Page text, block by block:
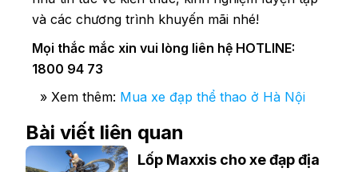
và các chương trình khuyến mãi nhé!
Mọi thắc mắc xin vui lòng liên hệ HOTLINE:
1800 94 73
» Xem thêm: Mua xe đạp thể thao ở Hà Nội
Bài viết liên quan
Lốp Maxxis cho xe đạp địa